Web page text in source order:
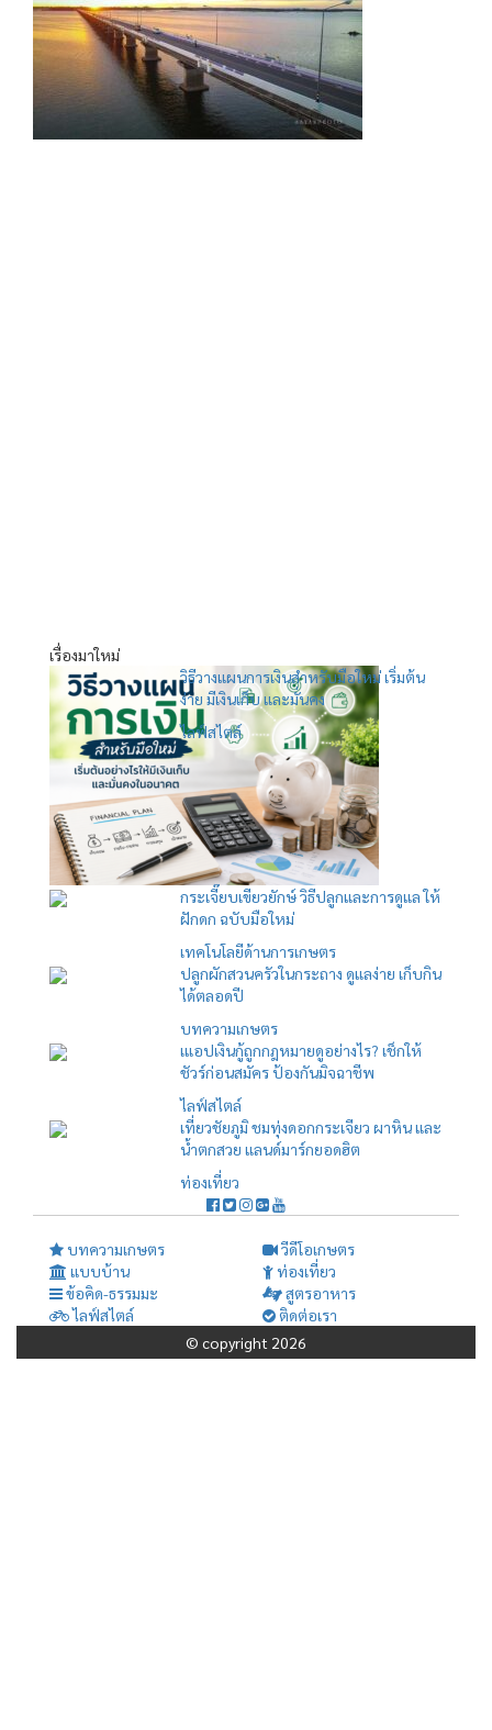
เรื่องมาใหม่
วิธีวางแผนการเงินสำหรับมือใหม่ เริ่มต้น
ง่าย มีเงินเก็บ และมั่นคง
ไลฟ์สไตล์
กระเจี๊ยบเขียวยักษ์ วิธีปลูกและการดูแล ให้
ฝักดก ฉบับมือใหม่
เทคโนโลยีด้านการเกษตร
ปลูกผักสวนครัวในกระถาง ดูแลง่าย เก็บกิน
ได้ตลอดปี
บทความเกษตร
เแอปเงินกู้ถูกกฎหมายดูอย่างไร? เช็กให้
ชัวร์ก่อนสมัคร ป้องกันมิจฉาชีพ
ไลฟ์สไตล์
เที่ยวชัยภูมิ ชมทุ่งดอกกระเจียว ผาหิน และ
น้ำตกสวย แลนด์มาร์กยอดฮิต
ท่องเที่ยว
บทความเกษตร
วีดีโอเกษตร
แบบบ้าน
ท่องเที่ยว
ข้อคิด-ธรรมมะ
สูตรอาหาร
ไลฟ์สไตล์
ติดต่อเรา
© copyright 2026